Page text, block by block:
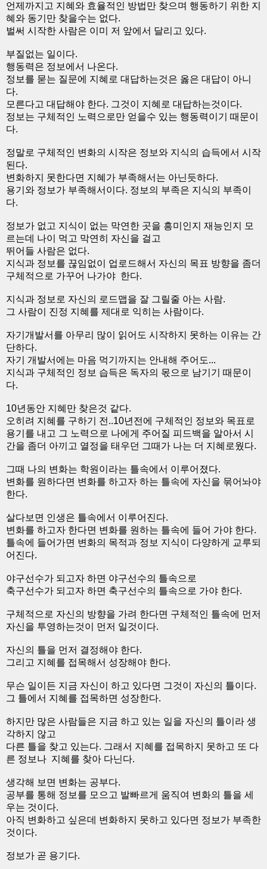
언제까지고 지혜와 효율적인 방법만 찾으며 행동하기 위한 지
혜와 동기만 찾을수는 없다.
벌써 시작한 사람은 이미 저 앞에서 달리고 있다.
부질없는 일이다.
행동력은 정보에서 나온다.
정보를 묻는 질문에 지혜로 대답하는것은 옳은 대답이 아니
다.
모른다고 대답해야 한다. 그것이 지혜로 대답하는것이다.
정보는 구체적인 노력으로만 얻을수 있는 행동력이기 때문이
다.
정말로 구체적인 변화의 시작은 정보와 지식의 습득에서 시작
된다.
변화하지 못한다면 지혜가 부족해서는 아닌듯하다.
용기와 정보가 부족해서이다. 정보의 부족은 지식의 부족이
다.
정보가 없고 지식이 없는 막연한 곳을 흥미인지 재능인지 모
르는데 나이 먹고 막연히 자신을 걸고
뛰어들 사람은 없다.
지식과 정보를 끊임없이 업로드해서 자신의 목표 방향을 좀더
구체적으로 가꾸어 나가야 한다.
지식과 정보로 자신의 로드맵을 잘 그릴줄 아는 사람.
그 사람이 진정 지혜를 제대로 익히는 사람이다.
자기개발서를 아무리 많이 읽어도 시작하지 못하는 이유는 간
단하다.
자기 개발서에는 마음 먹기까지는 안내해 주어도...
지식과 구체적인 정보 습득은 독자의 몫으로 남기기 때문이
다.
10년동안 지혜만 찾은것 같다.
오히려 지혜를 구하기 전..10년전에 구체적인 정보와 목표로
용기를 내고 그 노력으로 나에게 주어질 피드백을 알아서 시
간을 좀더 아끼고 열정을 태우던 그때가 나는 더 지혜로웠다.
그때 나의 변화는 학원이라는 틀속에서 이루어졌다.
변화를 원하다면 변화를 하고자 하는 틀속에 자신을 묶어놔야
한다.
살다보면 인생은 틀속에서 이루어진다.
변화를 하고자 한다면 변화를 원하는 틀속에 들어 가야 한다.
틀속에 들어가면 변화의 목적과 정보 지식이 다양하게 교루되
어진다.
야구선수가 되고자 하면 야구선수의 틀속으로
축구선수가 되고자 하면 축구선수의 틀속으로 가야 한다.
구체적으로 자신의 방향을 가려 한다면 구체적인 틀속에 먼저
자신을 투영하는것이 먼저 일것이다.
자신의 틀을 먼저 결정해야 한다.
그리고 지혜를 접목해서 성장해야 한다.
무슨 일이든 지금 자신이 하고 있다면 그것이 자신의 틀이다.
그 틀에서 지혜를 접목하면 성장한다.
하지만 많은 사람들은 지금 하고 있는 일을 자신의 틀이라 생
각하지 않고
다른 틀을 찾고 있는다. 그래서 지혜를 접목하지 못하고 또 다
른 정보나 지혜를 찾아 다닌다.
생각해 보면 변화는 공부다.
공부를 통해 정보를 모으고 발빠르게 움직여 변화의 틀을 세
우는 것이다.
아직 변화하고 싶은데 변화하지 못하고 있다면 정보가 부족한
것이다.
정보가 곧 용기다.